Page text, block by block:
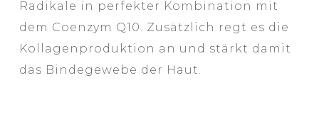
Radikale in perfekter Kombination mit
dem Coenzym Q10. Zusätzlich regt es die
Kollagenproduktion an und stärkt damit
das Bindegewebe der Haut.